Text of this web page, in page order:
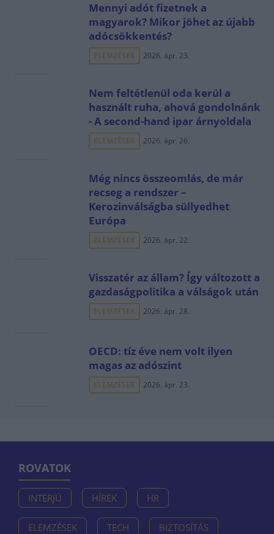
Mennyi adót fizetnek a
magyarok? Mikor jöhet az újabb
adócsökkentés?
ELEMZÉSEK 2026. ápr. 23.
Nem feltétlenül oda kerül a
használt ruha, ahová gondolnánk
- A second-hand ipar árnyoldala
ELEMZÉSEK 2026. ápr. 26.
Még nincs összeomlás, de már
recseg a rendszer –
Kerozinválságba süllyedhet
Európa
ELEMZÉSEK 2026. ápr. 22.
Visszatér az állam? Így változott a
gazdaságpolitika a válságok után
ELEMZÉSEK 2026. ápr. 28.
OECD: tíz éve nem volt ilyen
magas az adószint
ELEMZÉSEK 2026. ápr. 23.
ROVATOK
INTERJÚ HÍREK HR
ELEMZÉSEK TECH BIZTOSÍTÁS